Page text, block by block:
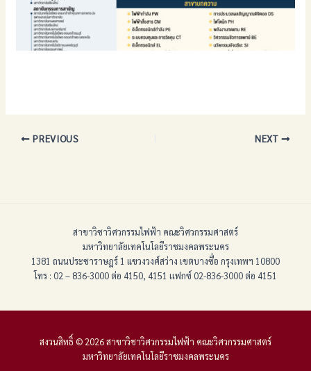
PREVIOUS NEXT
สาขาวิชาวิศวกรรมไฟฟ้า คณะวิศวกรรมศาสตร์
มหาวิทยาลัยเทคโนโลยีราชมงคลพระนคร
1381 ถนนประชาราษฎร์ 1 แขวงวงศ์สว่าง เขตบางซื่อ กรุงเทพฯ 10800
โทร : 02 – 836-3000 ต่อ 4150, 4151 เเฟกซ์ 02-836-3000 ต่อ 4151
สงวนสิทธิ์ © 2026 สาขาวิชาวิศวกรรมไฟฟ้า คณะวิศวกรรมศาสตร์
มหาวิทยาลัยเทคโนโลยีราชมงคลพระนคร